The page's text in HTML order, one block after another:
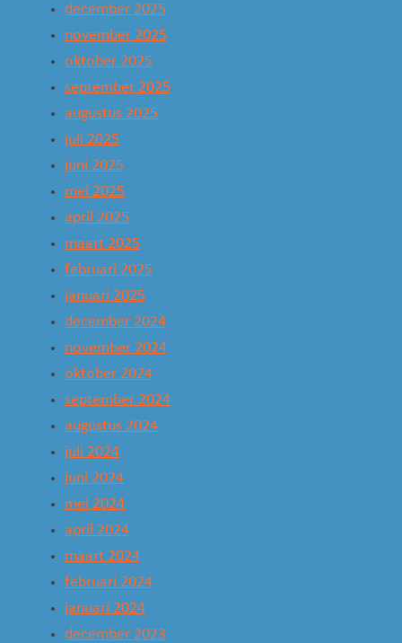
december 2025
november 2025
oktober 2025
september 2025
augustus 2025
juli 2025
juni 2025
mei 2025
april 2025
maart 2025
februari 2025
januari 2025
december 2024
november 2024
oktober 2024
september 2024
augustus 2024
juli 2024
juni 2024
mei 2024
april 2024
maart 2024
februari 2024
januari 2024
december 2023